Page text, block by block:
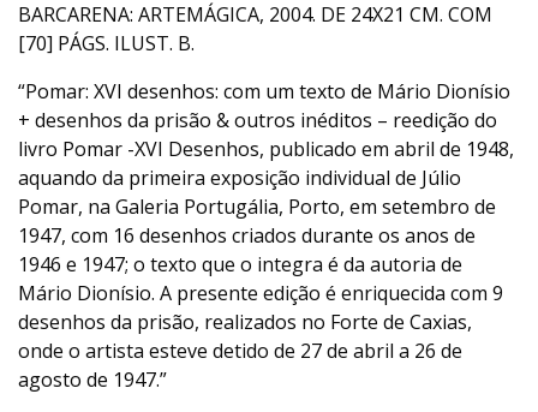
BARCARENA: ARTEMÁGICA, 2004. DE 24X21 CM. COM
[70] PÁGS. ILUST. B.
“Pomar: XVI desenhos: com um texto de Mário Dionísio
+ desenhos da prisão & outros inéditos – reedição do
livro Pomar -XVI Desenhos, publicado em abril de 1948,
aquando da primeira exposição individual de Júlio
Pomar, na Galeria Portugália, Porto, em setembro de
1947, com 16 desenhos criados durante os anos de
1946 e 1947; o texto que o integra é da autoria de
Mário Dionísio. A presente edição é enriquecida com 9
desenhos da prisão, realizados no Forte de Caxias,
onde o artista esteve detido de 27 de abril a 26 de
agosto de 1947.”